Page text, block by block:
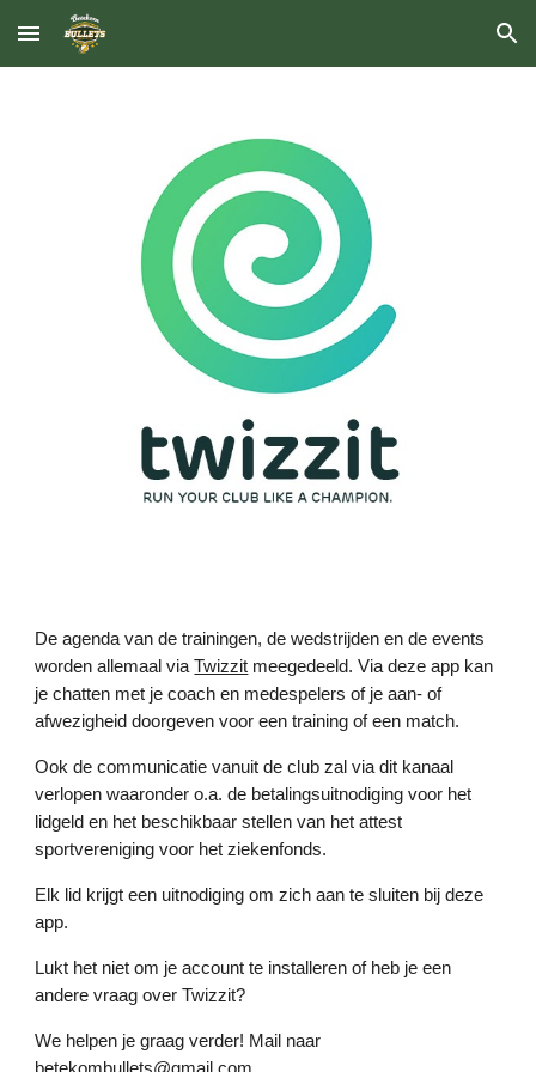
Skip to main content Skip to navigation
De agenda van de trainingen, de wedstrijden en de events
worden allemaal viaTwizzit meegedeeld. Via deze app kan
je chatten met je coach en medespelers of je aan- of
afwezigheid doorgeven voor een training of een match.
Ook de communicatie vanuit de club zal via dit kanaal
verlopen waaronder o.a. de betalingsuitnodiging voor het
lidgeld en het beschikbaar stellen van het attest
sportvereniging voor het ziekenfonds.
Elk lid krijgt een uitnodiging om zich aan te sluiten bij deze
app.
Lukt het niet om je account te installeren of heb je een
andere vraag over Twizzit?
We helpen je graag verder! Mail naar
betekombullets@gmail.com